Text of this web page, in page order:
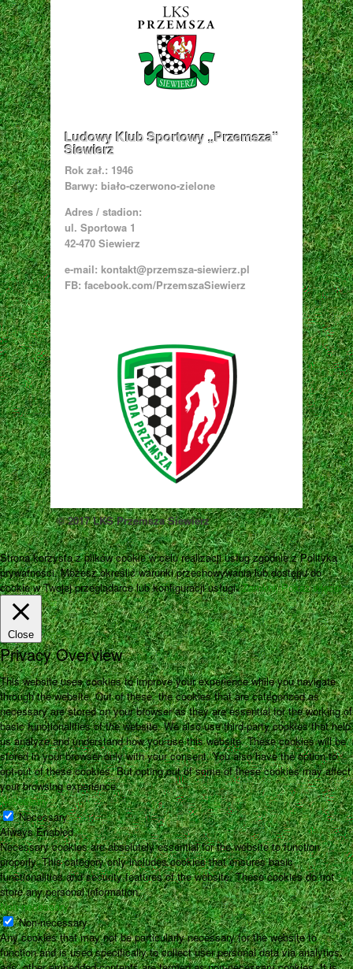
Ludowy Klub Sportowy „Przemsza”
Siewierz
Rok zał.: 1946
Barwy: biało-czerwono-zielone
Adres / stadion:
ul. Sportowa 1
42-470 Siewierz
e-mail: kontakt@przemsza-siewierz.pl
FB: facebook.com/PrzemszaSiewierz
© 2017 LKS Przemsza Siewierz
Strona korzysta z plików cookie w celu realizacji usług zgodnie z Polityką
prywatności. Możesz określić warunki przechowywania lub dostępu do
cookie w Twojej przeglądarce lub konfiguracji usługi.Zamknij Pokaż więcej
Close
Privacy Overview
This website uses cookies to improve your experience while you navigate
through the website. Out of these, the cookies that are categorized as
necessary are stored on your browser as they are essential for the working of
basic functionalities of the website. We also use third-party cookies that help
us analyze and understand how you use this website. These cookies will be
stored in your browser only with your consent. You also have the option to
opt-out of these cookies. But opting out of some of these cookies may affect
your browsing experience.
Necessary
Necessary
Always Enabled
Necessary cookies are absolutely essential for the website to function
properly. This category only includes cookies that ensures basic
functionalities and security features of the website. These cookies do not
store any personal information.
Non-necessary
Non-necessary
Any cookies that may not be particularly necessary for the website to
function and is used specifically to collect user personal data via analytics,